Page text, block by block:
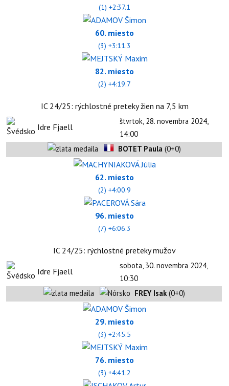
(1) +2:37.1
60. miesto
(3) +3:11.3
82. miesto
(2) +4:19.7
IC 24/25: rýchlostné preteky žien na 7,5 km
Idre Fjaell
štvrtok, 28. novembra 2024,
14:00
BOTET Paula (0+0)
62. miesto
(2) +4:00.9
96. miesto
(7) +6:06.3
IC 24/25: rýchlostné preteky mužov
Idre Fjaell
sobota, 30. novembra 2024,
10:30
FREY Isak(0+0)
29. miesto
(3) +2:45.5
76. miesto
(3) +4:41.2